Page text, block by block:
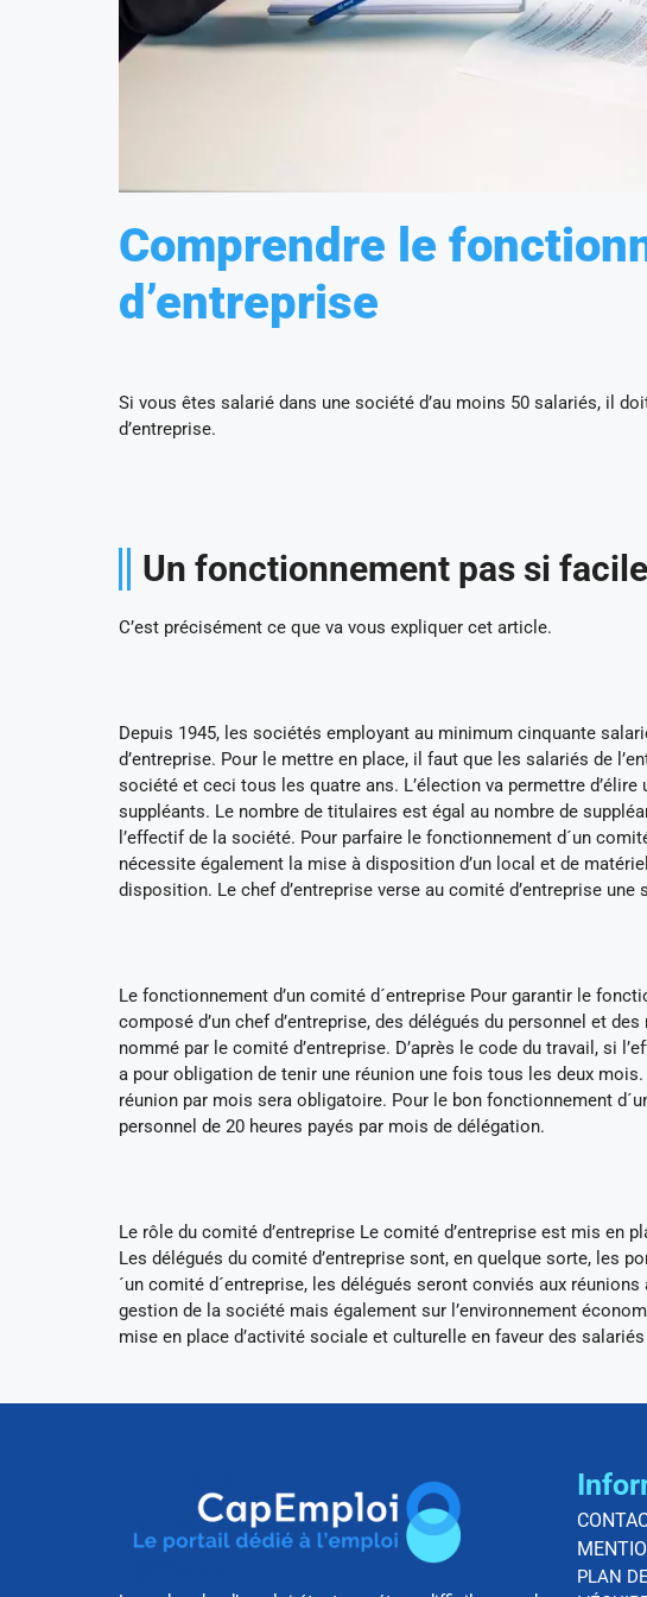
Comprendre le
d’entreprise
Si vous êtes salarié dans une société d’au moins 50 salariés, il
d’entreprise.
Un fonctionnement pas si
C’est précisément ce que va vous expliquer cet article.
Depuis 1945, les sociétés employant au minimum cinquante
d’entreprise. Pour le mettre en place, il faut que les salariés de
société et ceci tous les quatre ans. L’élection va permettre
suppléants. Le nombre de titulaires est égal au nombre de
l’effectif de la société. Pour parfaire le fonctionnement d´un
nécessite également la mise à disposition d’un local et de
disposition. Le chef d’entreprise verse au comité d’entreprise une
Le fonctionnement d’un comité d´entreprise Pour garantir le
composé d’un chef d’entreprise, des délégués du personnel et
nommé par le comité d’entreprise. D’après le code du travail, si
a pour obligation de tenir une réunion une fois tous les deux
réunion par mois sera obligatoire. Pour le bon fonctionnement
personnel de 20 heures payés par mois de délégation.
Le rôle du comité d’entreprise Le comité d’entreprise est mis en
Les délégués du comité d’entreprise sont, en quelque sorte, les
´un comité d´entreprise, les délégués seront conviés aux
gestion de la société mais également sur l’environnement
mise en place d’activité sociale et culturelle en faveur des
PLAN